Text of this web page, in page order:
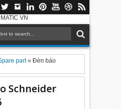
part»Đèn báo
Schneider